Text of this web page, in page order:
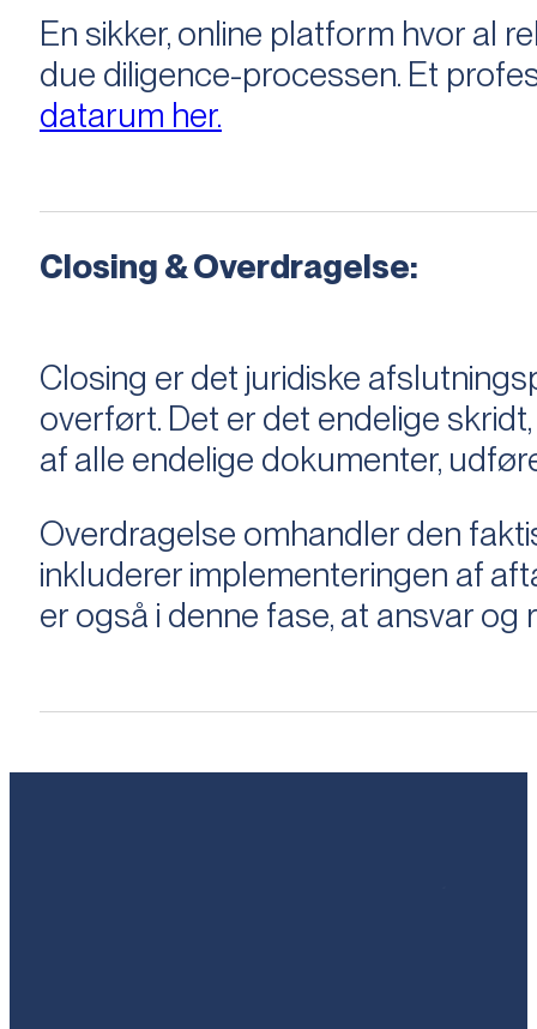
En sikker, online platform hvor al
due diligence-processen. Et
datarum her.
Closing & Overdragelse:
Closing er det juridiske
overført. Det er det endelige
af alle endelige dokumenter,
Overdragelse omhandler den
inkluderer implementeringen af
er også i denne fase, at ansvar